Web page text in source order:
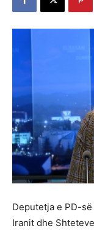
Deputetja e PD-
Iranit dhe